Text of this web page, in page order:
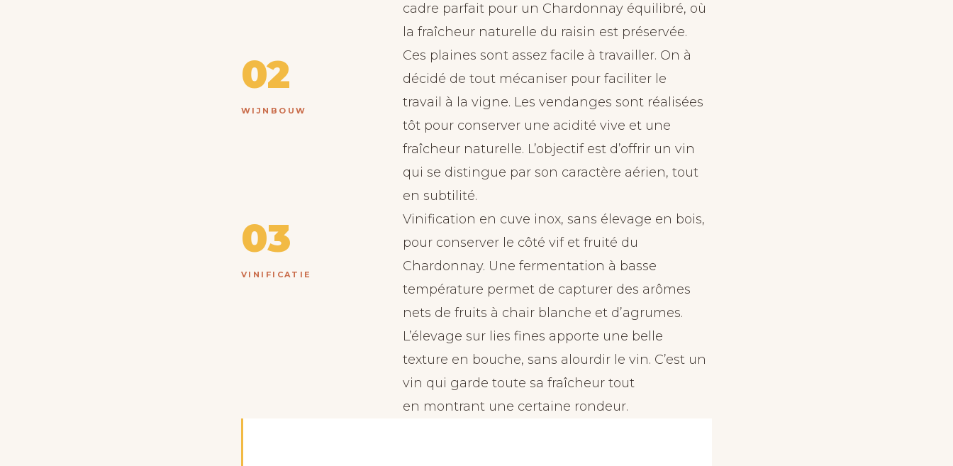
cadre parfait pour un Chardonnay équilibré, où
la fraîcheur naturelle du raisin est préservée.
02
WIJNBOUW
Ces plaines sont assez facile à travailler. On à
décidé de tout mécaniser pour faciliter le
travail à la vigne. Les vendanges sont réalisées
tôt pour conserver une acidité vive et une
fraîcheur naturelle. L’objectif est d’offrir un vin
qui se distingue par son caractère aérien, tout
en subtilité.
03
VINIFICATIE
Vinification en cuve inox, sans élevage en bois,
pour conserver le côté vif et fruité du
Chardonnay. Une fermentation à basse
température permet de capturer des arômes
nets de fruits à chair blanche et d’agrumes.
L’élevage sur lies fines apporte une belle
texture en bouche, sans alourdir le vin. C’est un
vin qui garde toute sa fraîcheur tout
en montrant une certaine rondeur.